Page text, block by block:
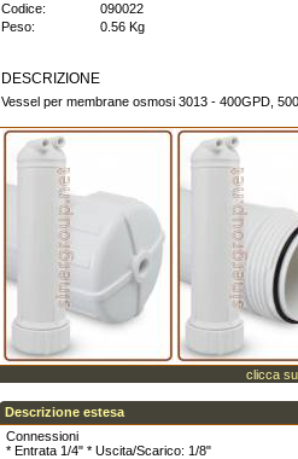
Codice:
090022
Peso:
0.56 Kg
DESCRIZIONE
Vessel per membrane osmosi 3013 - 400GPD,
clicca
Descrizione estesa
Connessioni
* Entrata 1/4" * Uscita/Scarico: 1/8"